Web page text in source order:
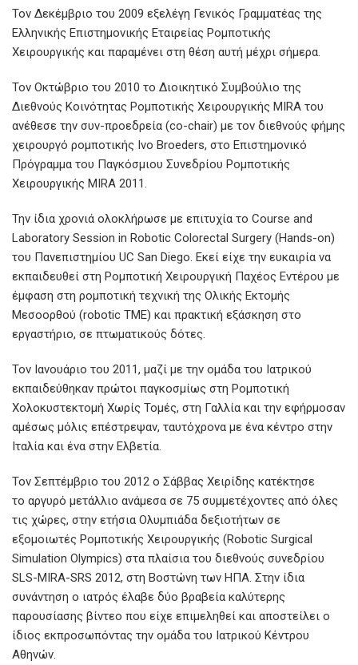
Τον Δεκέμβριο του 2009 εξελέγη Γενικός Γραμματέας της
Ελληνικής Επιστημονικής Εταιρείας Ρομποτικής
Χειρουργικής και παραμένει στη θέση αυτή μέχρι σήμερα.
Τον Οκτώβριο του 2010 το Διοικητικό Συμβούλιο της
Διεθνούς Κοινότητας Ρομποτικής Χειρουργικής MIRA του
ανέθεσε την συν-προεδρεία (co-chair) με τον διεθνούς φήμης
χειρουργό ρομποτικής Ivo Broeders, στο Επιστημονικό
Πρόγραμμα του Παγκόσμιου Συνεδρίου Ρομποτικής
Χειρουργικής MIRA 2011.
Την ίδια χρονιά ολοκλήρωσε με επιτυχία το Course and
Laboratory Session in Robotic Colorectal Surgery (Hands-on)
του Πανεπιστημίου UC San Diego. Εκεί είχε την ευκαιρία να
εκπαιδευθεί στη Ρομποτική Χειρουργική Παχέος Εντέρου με
έμφαση στη ρομποτική τεχνική της Ολικής Εκτομής
Μεσοορθού (robotic TME) και πρακτική εξάσκηση στο
εργαστήριο, σε πτωματικούς δότες.
Τον Ιανουάριο του 2011, μαζί με την ομάδα του Ιατρικού
εκπαιδεύθηκαν πρώτοι παγκοσμίως στη Ρομποτική
Χολοκυστεκτομή Χωρίς Τομές, στη Γαλλία και την εφήρμοσαν
αμέσως μόλις επέστρεψαν, ταυτόχρονα με ένα κέντρο στην
Ιταλία και ένα στην Ελβετία.
Τον Σεπτέμβριο του 2012 ο Σάββας Χειρίδης κατέκτησε
το αργυρό μετάλλιο ανάμεσα σε 75 συμμετέχοντες από όλες
τις χώρες, στην ετήσια Ολυμπιάδα δεξιοτήτων σε
εξομοιωτές Ρομποτικής Χειρουργικής (Robotic Surgical
Simulation Olympics) στα πλαίσια του διεθνούς συνεδρίου
SLS-MIRA-SRS 2012, στη Βοστώνη των ΗΠΑ. Στην ίδια
συνάντηση ο ιατρός έλαβε δύο βραβεία καλύτερης
παρουσίασης βίντεο που είχε επιμεληθεί και αποστείλει ο
ίδιος εκπροσωπόντας την ομάδα του Ιατρικού Κέντρου
Αθηνών.